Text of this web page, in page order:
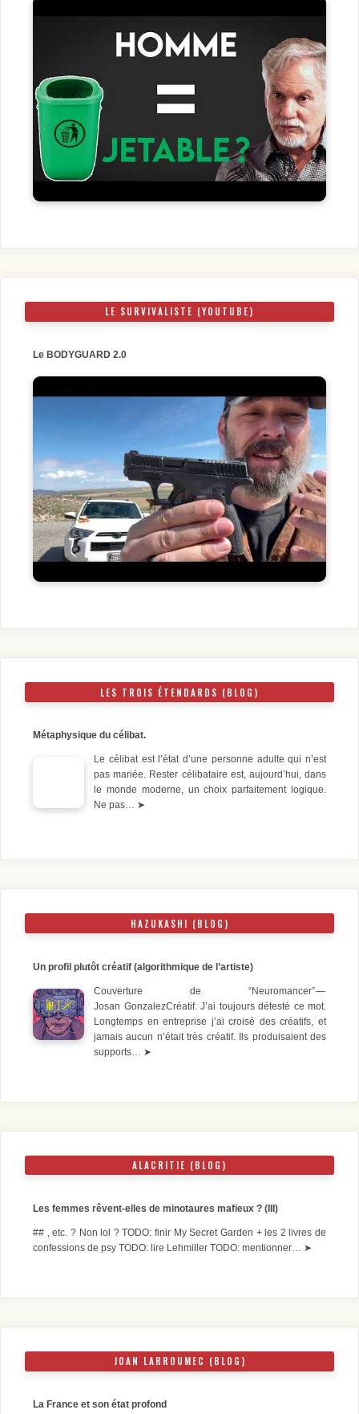
LE SURVIVALISTE (YOUTUBE)
Le BODYGUARD 2.0
LES TROIS ÉTENDARDS (BLOG)
Métaphysique du célibat.
Le célibat est l’état d’une personne adulte qui n’est
pas mariée. Rester célibataire est, aujourd’hui, dans
le monde moderne, un choix parfaitement logique.
Ne pas… ➤
HAZUKASHI (BLOG)
Un profil plutôt créatif (algorithmique de l’artiste)
Couverture de “Neuromancer” —
Josan GonzalezCréatif. J’ai toujours détesté ce mot.
Longtemps en entreprise j’ai croisé des créatifs, et
jamais aucun n’était très créatif. Ils produisaient des
supports… ➤
ALACRITIE (BLOG)
Les femmes rêvent-elles de minotaures mafieux ? (III)
## , etc. ? Non lol ? TODO: finir My Secret Garden + les 2 livres de
confessions de psy TODO: lire Lehmiller TODO: mentionner… ➤
JOAN LARROUMEC (BLOG)
La France et son état profond